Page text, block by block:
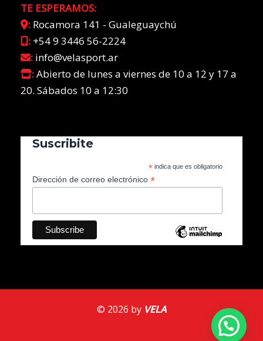
TE ESPERAMOS:
: Rocamora 141 - Gualeguaychú
: +54 9 3446 56-2224
: info@velasport.ar
:Abierto de lunes a viernes de 10 a 12 y 17 a
20. Sábados 10 a 12:30
Suscribite
* indica que es obligatorio
Dirección de correo electrónico *
© 2026 by VELA